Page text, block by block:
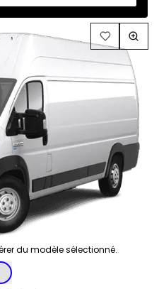
du modèle sélectionné.